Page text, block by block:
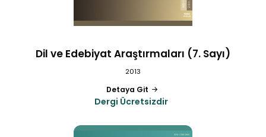
Dil ve Edebiyat Araştırmaları (7. Sayı)
2013
Detaya Git
Dergi Ücretsizdir